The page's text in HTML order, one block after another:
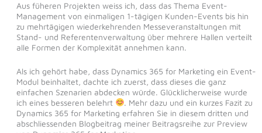
Aus füheren Projekten weiss ich, dass das Thema Event-
Management von einmaligen 1-tägigen Kunden-Events bis hin
zu mehrtägigen wiederkehrenden Messeveranstaltungen mit
Stand- und Referentenverwaltung über mehrere Hallen verteilt
alle Formen der Komplexität annehmen kann.
Als ich gehört habe, dass Dynamics 365 for Marketing ein Event-
Modul beinhaltet, dachte ich zuerst, dass dieses die ganz
einfachen Szenarien abdecken würde. Glücklicherweise wurde
ich eines besseren belehrt
. Mehr dazu und ein kurzes Fazit zu
Dynamics 365 for Marketing erfahren Sie in diesem dritten und
abschliessenden Blogbeitrag meiner Beitragsreihe zur Preview